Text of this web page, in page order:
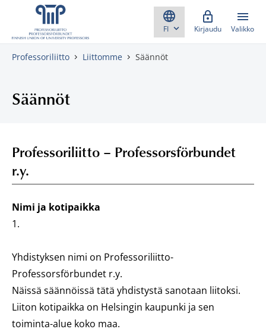
Skippaa sisältö
Kirjaudu Valikko
Professoriliitto Liittomme Säännöt
Säännöt
Professoriliitto – Professorsförbundet
r.y.
Nimi ja kotipaikka
1.
Yhdistyksen nimi on Professoriliitto-
Professorsförbundet r.y.
Näissä säännöissä tätä yhdistystä sanotaan liitoksi.
Liiton kotipaikka on Helsingin kaupunki ja sen
toiminta-alue koko maa.